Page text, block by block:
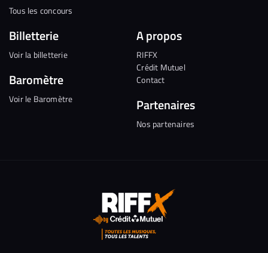
Tous les concours
Billetterie
Voir la billetterie
Baromètre
Voir le Baromètre
A propos
RIFFX
Crédit Mutuel
Contact
Partenaires
Nos partenaires